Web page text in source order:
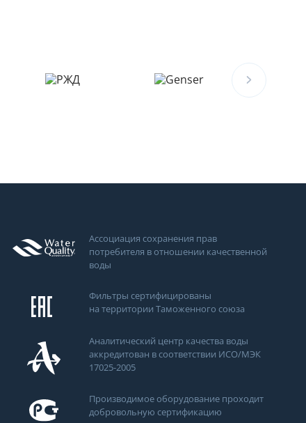
Ассоциация сохранения прав
потребителя в отношении качественной
воды
Фильтры сертифицированы
на территории Таможенного союза
Аналитический центр качества воды
аккредитован в соответствии ИСО/МЭК
17025-2005
Производимое оборудование проходит
добровольную сертификацию